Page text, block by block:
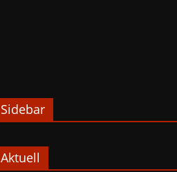
Sidebar
Aktuell